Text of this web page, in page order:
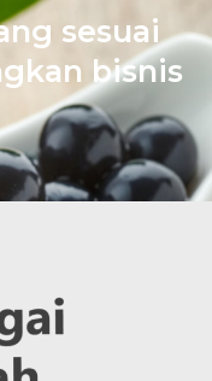
sesuai
bisnis